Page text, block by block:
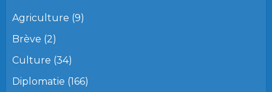
Agriculture (9)
Brève (2)
Culture (34)
Diplomatie (166)